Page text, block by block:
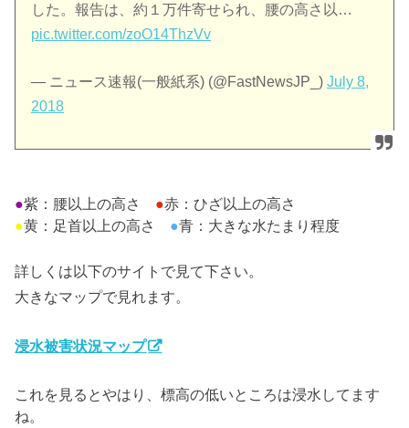
した。報告は、約１万件寄せられ、腰の高さ以…
pic.twitter.com/zoO14ThzVv
— ニュース速報(一般紙系) (@FastNewsJP_)July 8,
2018
●紫：腰以上の高さ ●赤：ひざ以上の高さ
●黄：足首以上の高さ ●青：大きな水たまり程度
詳しくは以下のサイトで見て下さい。
大きなマップで見れます。
浸水被害状況マップ
これを見るとやはり、標高の低いところは浸水してます
ね。